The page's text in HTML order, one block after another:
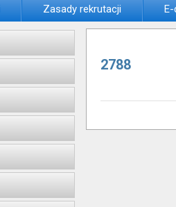
Zasady rekrutacji
2788